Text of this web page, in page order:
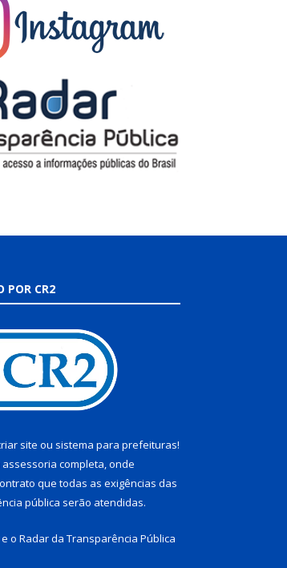
POR CR2
site ou sistema para prefeituras!
assessoria completa, onde
que todas as exigências das
pública serão atendidas.
e o Radar da Transparência Pública